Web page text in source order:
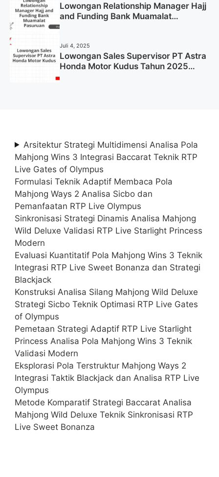
Lowongan Relationship Manager Hajj
and Funding Bank Muamalat
Juli 4, 2025
Lowongan Sales Supervisor PT Astra
Honda Motor Kudus Tahun 2025
Arsitektur Strategi Multidimensi Analisa Pola
Mahjong Wins 3 Integrasi Baccarat Teknik RTP
Live Gates of Olympus
Formulasi Teknik Adaptif Membaca Pola
Mahjong Ways 2 Analisa Sicbo dan
Pemanfaatan RTP Live Olympus
Sinkronisasi Strategi Dinamis Analisa Mahjong
Wild Deluxe Validasi RTP Live Starlight Princess
Modern
Evaluasi Kuantitatif Pola Mahjong Wins 3 Teknik
Integrasi RTP Live Sweet Bonanza dan Strategi
Blackjack
Konstruksi Analisa Silang Mahjong Wild Deluxe
Strategi Sicbo Teknik Optimasi RTP Live Gates
of Olympus
Pemetaan Strategi Adaptif RTP Live Starlight
Princess Analisa Pola Mahjong Wins 3 Teknik
Validasi Modern
Eksplorasi Pola Terstruktur Mahjong Ways 2
Integrasi Taktik Blackjack dan Analisa RTP Live
Olympus
Metode Komparatif Strategi Baccarat Analisa
Mahjong Wild Deluxe Teknik Sinkronisasi RTP
Live Sweet Bonanza